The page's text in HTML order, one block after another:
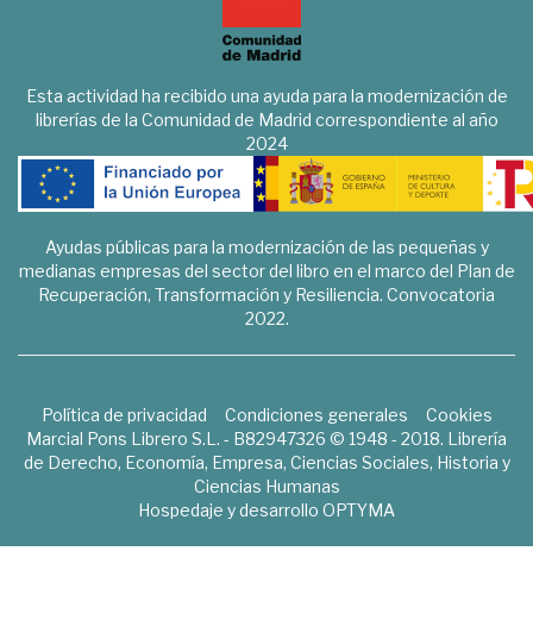
Esta actividad ha recibido una ayuda para la modernización de
librerías de la Comunidad de Madrid correspondiente al año
2024
Ayudas públicas para la modernización de las pequeñas y
medianas empresas del sector del libro en el marco del Plan de
Recuperación, Transformación y Resiliencia. Convocatoria
2022.
Política de privacidad Condiciones generales
Cookies
Marcial Pons Librero S.L. - B82947326 © 1948 - 2018. Librería
de Derecho, Economía, Empresa, Ciencias Sociales, Historia y
Ciencias Humanas
Hospedaje y desarrollo OPTYMA